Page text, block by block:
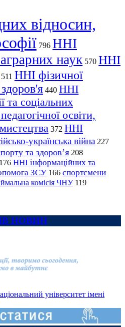
відносин,
796 ННІ
наук 570 ННІ
511 ННІ фізичної
440 ННІ
та соціальних
освіти,
372 ННІ
українська війна 227
та здоров’я 208
176 ННІ інформаційних та
ЗСУ 166 спортсмени
комісія ЧНУ 119
НОВИН
університет імені